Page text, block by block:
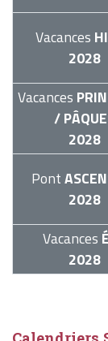
Vacances
2028
Vacances
/
2028
Pont
2028
Vacances
2028